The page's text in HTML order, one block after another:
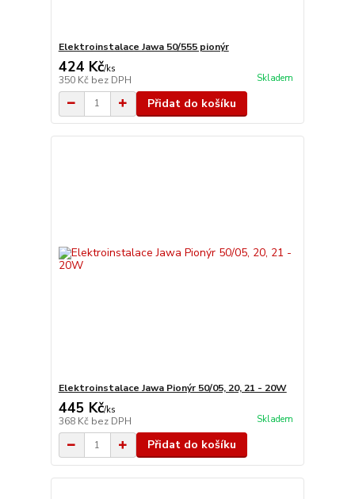
Elektroinstalace Jawa 50/555 pionýr
424 Kč/ks
350 Kč bez DPH Skladem
Přidat do košíku
Elektroinstalace Jawa Pionýr 50/05, 20, 21 - 20W
445 Kč/ks
368 Kč bez DPH Skladem
Přidat do košíku